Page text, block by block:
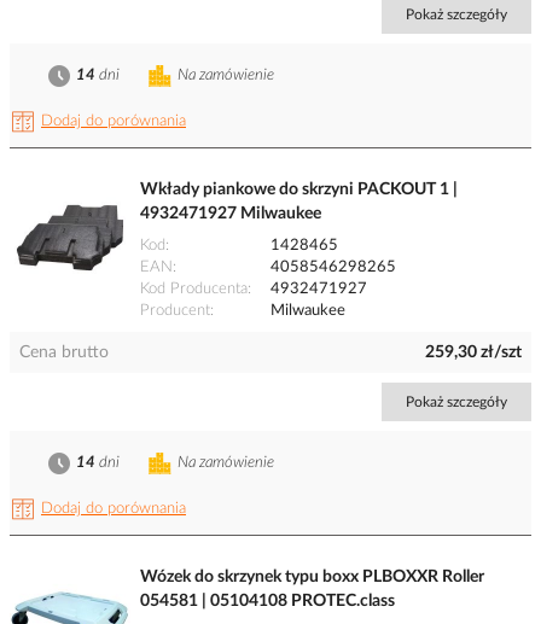
Pokaż szczegóły
Dodaj do porównania
Na zamówienie
14 dni
Wkłady piankowe do skrzyni PACKOUT 1 |
4932471927 Milwaukee
Kod
1428465
EAN
4058546298265
Kod Producenta
4932471927
Producent
Milwaukee
Cena brutto 259,30 zł/szt
Pokaż szczegóły
Dodaj do porównania
Na zamówienie
14 dni
Wózek do skrzynek typu boxx PLBOXXR Roller
054581 | 05104108 PROTEC.class